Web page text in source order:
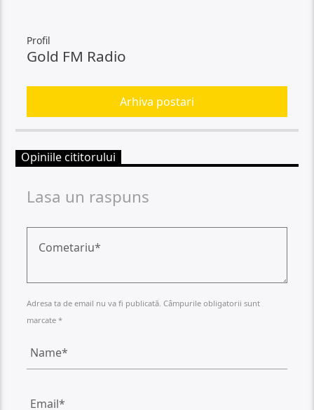
Profil
Gold FM Radio
Arhiva postari
Opiniile cititorului
Lasa un raspuns
Adresa ta de email nu va fi publicată. Câmpurile obligatorii sunt
marcate *